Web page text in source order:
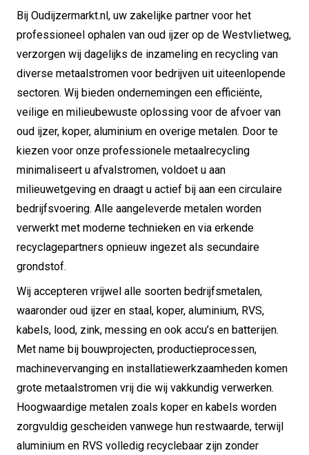
Bij Oudijzermarkt.nl, uw zakelijke partner voor het
professioneel ophalen van oud ijzer op de Westvlietweg,
verzorgen wij dagelijks de inzameling en recycling van
diverse metaalstromen voor bedrijven uit uiteenlopende
sectoren. Wij bieden ondernemingen een efficiënte,
veilige en milieubewuste oplossing voor de afvoer van
oud ijzer, koper, aluminium en overige metalen. Door te
kiezen voor onze professionele metaalrecycling
minimaliseert u afvalstromen, voldoet u aan
milieuwetgeving en draagt u actief bij aan een circulaire
bedrijfsvoering. Alle aangeleverde metalen worden
verwerkt met moderne technieken en via erkende
recyclagepartners opnieuw ingezet als secundaire
grondstof.
Wij accepteren vrijwel alle soorten bedrijfsmetalen,
waaronder oud ijzer en staal, koper, aluminium, RVS,
kabels, lood, zink, messing en ook accu’s en batterijen.
Met name bij bouwprojecten, productieprocessen,
machinevervanging en installatiewerkzaamheden komen
grote metaalstromen vrij die wij vakkundig verwerken.
Hoogwaardige metalen zoals koper en kabels worden
zorgvuldig gescheiden vanwege hun restwaarde, terwijl
aluminium en RVS volledig recyclebaar zijn zonder